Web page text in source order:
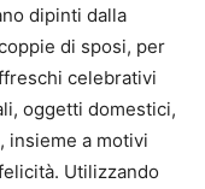
dipinti dalla
di sposi, per
celebrativi
oggetti domestici,
insieme a motivi
Utilizzando